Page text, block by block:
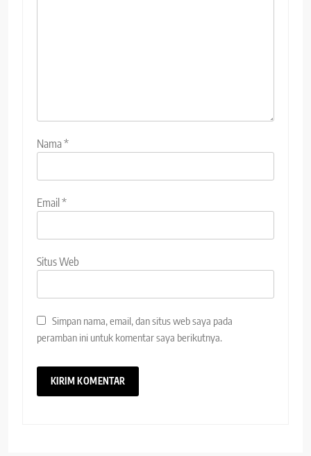
Nama*
Email *
Situs Web
Simpan nama, email, dan situs web saya pada
peramban ini untuk komentar saya berikutnya.